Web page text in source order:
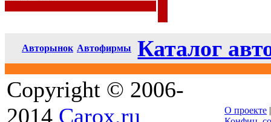
Авторынок Автофирмы
Каталог
Copyright © 2006-
2014 Carox.ru О проекте